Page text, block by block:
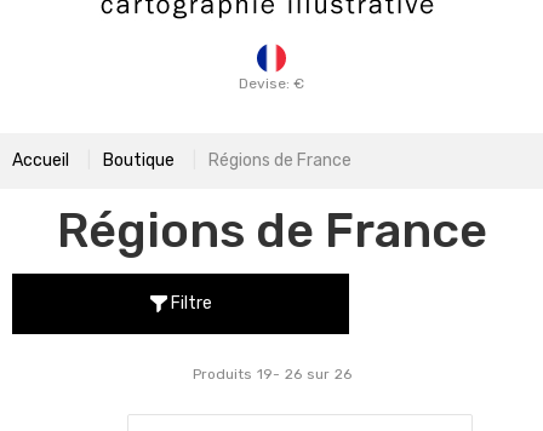
Devise: €
Accueil Boutique Régions de France
Régions de France
Filtre
Produits 19- 26 sur 26